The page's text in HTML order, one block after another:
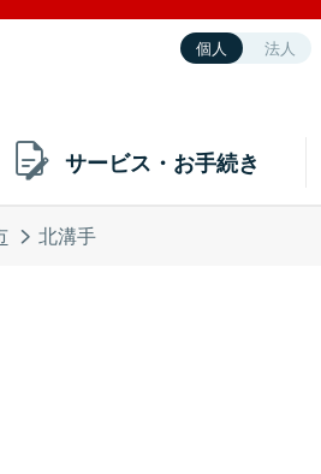
個人 法人
サービス・お手続き
北溝手